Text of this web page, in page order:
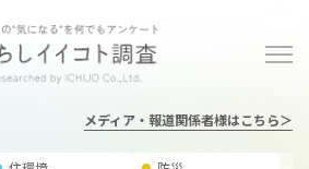
メディア・報道関係者様はこちら＞